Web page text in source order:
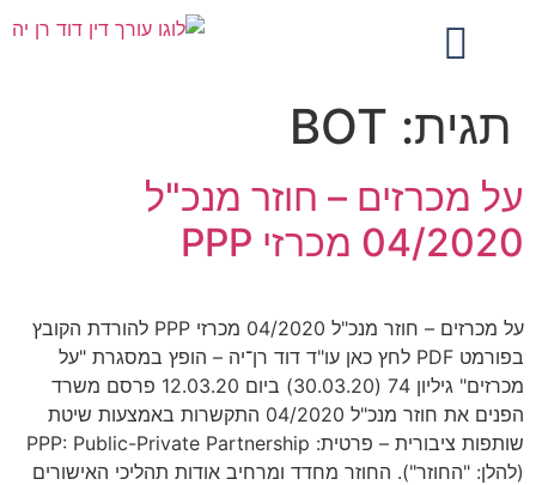
תגית: BOT
על מכרזים – חוזר מנכ"ל
04/2020 מכרזי PPP
על מכרזים – חוזר מנכ"ל 04/2020 מכרזי PPP להורדת הקובץ
בפורמט PDF לחץ כאן עו"ד דוד רן־יה – הופץ במסגרת "על
מכרזים" גיליון 74 (30.03.20) ביום 12.03.20 פרסם משרד
הפנים את חוזר מנכ"ל 04/2020 התקשרות באמצעות שיטת
שותפות ציבורית – פרטית: PPP: Public-Private Partnership
(להלן: "החוזר"). החוזר מחדד ומרחיב אודות תהליכי האישורים